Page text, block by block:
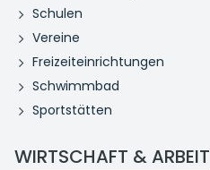
Schulen
Vereine
Freizeiteinrichtungen
Schwimmbad
Sportstätten
WIRTSCHAFT & ARBEIT